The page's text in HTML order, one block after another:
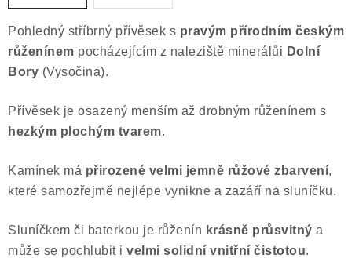
Formulář pro uplatnění reklamace
Formulář pro odstoupení od smlouvy
Pohledný stříbrný přívěsek s pravým přírodním českým
růženínem pocházejícím z naleziště minerálůi Dolní
Bory (Vysočina).
Přívěsek je osazený menším až drobným růženínem s
hezkým plochým tvarem.
Kamínek má přirozené velmi jemně růžové zbarvení,
které samozřejmě nejlépe vynikne a zazáří na sluníčku.
Sluníčkem či baterkou je růženín krásně průsvitný a
může se pochlubit i velmi solidní vnitřní čistotou.